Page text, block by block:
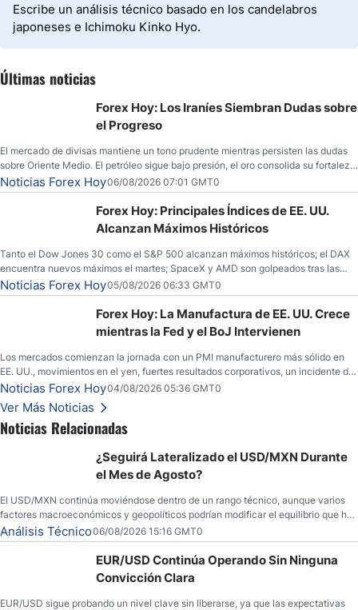
Escribe un análisis técnico basado en los candelabros
japoneses e Ichimoku Kinko Hyo.
Últimas noticias
Forex Hoy: Los Iraníes Siembran Dudas sobre
el Progreso
El mercado de divisas mantiene un tono prudente mientras persisten las dudas
sobre Oriente Medio. El petróleo sigue bajo presión, el oro consolida su fortaleza
y los operadores esperan nuevas referencias económicas desde Estados
Unidos.
Noticias Forex Hoy06/08/2026 07:01 GMT0
Forex Hoy: Principales Índices de EE. UU.
Alcanzan Máximos Históricos
Tanto el Dow Jones 30 como el S&P 500 alcanzan máximos históricos; el DAX
encuentra nuevos máximos el martes; SpaceX y AMD son golpeados tras las
llamadas de ganancias; el petróleo crudo cae por debajo de los $80 con nuevas
esperanzas; el dólar estadounidense continúa intentando estabilizarse frente al
yen; el peso mexicano ve un repunte a medida que las tasas caen en EE. UU.
Noticias Forex Hoy05/08/2026 06:33 GMT0
Forex Hoy: La Manufactura de EE. UU. Crece
mientras la Fed y el BoJ Intervienen
Los mercados comienzan la jornada con un PMI manufacturero más sólido en
EE. UU., movimientos en el yen, fuertes resultados corporativos, un incidente de
seguridad en Bitcoin y nuevas señales desde el mercado del petróleo.
Noticias Forex Hoy04/08/2026 05:36 GMT0
Ver Más Noticias
Noticias Relacionadas
¿Seguirá Lateralizado el USD/MXN Durante
el Mes de Agosto?
El USD/MXN continúa moviéndose dentro de un rango técnico, aunque varios
factores macroeconómicos y geopolíticos podrían modificar el equilibrio que ha
dominado al mercado en las últimas semanas.
Análisis Técnico06/08/2026 15:16 GMT0
EUR/USD Continúa Operando Sin Ninguna
Convicción Clara
EUR/USD sigue probando un nivel clave sin liberarse, ya que las expectativas